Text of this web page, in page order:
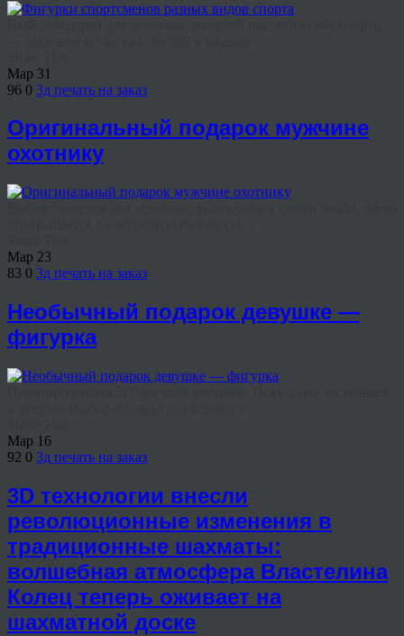
Мар 31
96 0 3д печать на заказ
Оригинальный подарок мужчине
охотнику
Мар 23
83 0 3д печать на заказ
Необычный подарок девушке —
фигурка
Мар 16
92 0 3д печать на заказ
3D технологии внесли
революционные изменения в
традиционные шахматы:
волшебная атмосфера Властелина
Колец теперь оживает на
шахматной доске